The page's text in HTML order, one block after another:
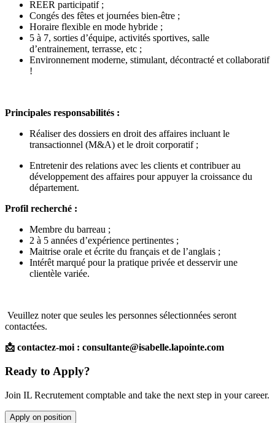
REER participatif ;
Congés des fêtes et journées bien-être ;
Horaire flexible en mode hybride ;
5 à 7, sorties d’équipe, activités sportives, salle
d’entrainement, terrasse, etc ;
Environnement moderne, stimulant, décontracté et collaboratif
!
Principales responsabilités :
Réaliser des dossiers en droit des affaires incluant le
transactionnel (M&A) et le droit corporatif ;
Entretenir des relations avec les clients et contribuer au
développement des affaires pour appuyer la croissance du
département.
Profil recherché :
Membre du barreau ;
2 à 5 années d’expérience pertinentes ;
Maitrise orale et écrite du français et de l’anglais ;
Intérêt marqué pour la pratique privée et desservir une
clientèle variée.
Veuillez noter que seules les personnes sélectionnées seront
contactées.
📩 contactez-moi : consultante@isabelle.lapointe.com
Ready to Apply?
Join IL Recrutement comptable and take the next step in your career.
Apply on position